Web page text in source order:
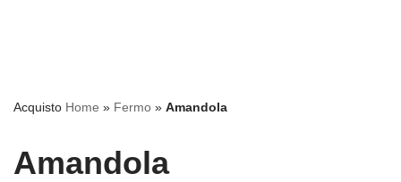
Acquisto Home » Fermo » Amandola
Amandola